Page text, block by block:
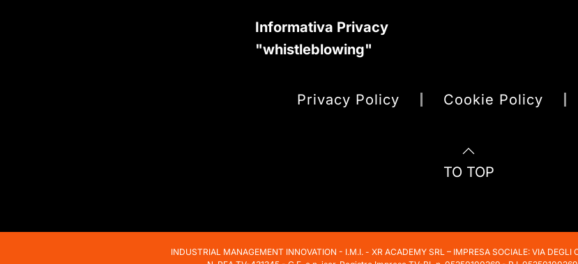
Informativa Privacy
"whistleblowing"
Privacy Policy Cookie Policy
TO TOP
INDUSTRIAL MANAGEMENT INNOVATION - I.M.I. - XR ACADEMY SRL – IMPRESA SOCIALE: VIA